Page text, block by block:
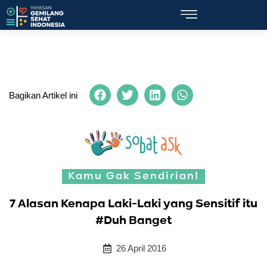
Bagikan Artikel ini
Kamu Gak Sendirian!
7 Alasan Kenapa Laki-Laki yang Sensitif itu
#Duh Banget
26 April 2016